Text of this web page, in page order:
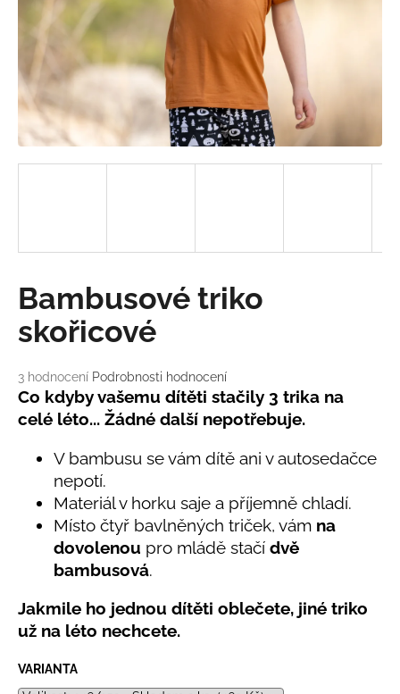
Průměrné
hodnocení
produktu
je
hvězdiček.
3 hodnocení Podrobnosti hodnocení
Bambusové triko
skořicové
Co kdyby vašemu dítěti stačily 3 trika na
celé léto... Žádné další nepotřebuje.
V bambusu se vám dítě ani v autosedačce
nepotí.
Materiál v horku saje a příjemně chladí.
Místo čtyř bavlněných triček, vám na
dovolenou pro mládě stačí dvě
bambusová.
Jakmile ho jednou dítěti oblečete, jiné triko
už na léto nechcete.
VARIANTA
a
í
t
?
D
o
p
o
u
č
u
LETNÍ
KLOBOUČEK
OUŠKY
UV
30
395
Kč